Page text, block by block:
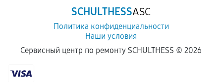
SCHULTHESSASC
Политика конфиденциальности
Наши условия
Сервисный центр по ремонту SCHULTHESS © 2026